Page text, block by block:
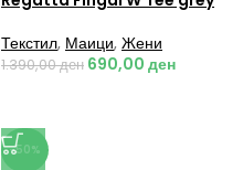
Текстил, Маици, Жени
1.390,00ден 690,00 ден
-50%